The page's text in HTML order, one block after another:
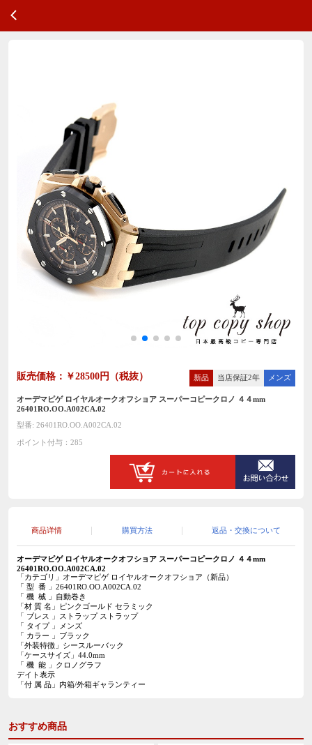
販売価格：￥28500円（税抜） 新品 当店保証2年 メンズ
オーデマピゲ ロイヤルオークオフショア スーパーコピークロノ ４４mm
26401RO.OO.A002CA.02
型番: 26401RO.OO.A002CA.02
ポイント付与：285
商品详情 購買方法 返品・交換について
オーデマピゲ ロイヤルオークオフショア スーパーコピークロノ ４４mm
26401RO.OO.A002CA.02
「カテゴリ」オーデマピゲ ロイヤルオークオフショア（新品）
「 型 番 」26401RO.OO.A002CA.02
「 機 械 」自動巻き
「材 質 名」ピンクゴールド セラミック
「 ブレス 」ストラップ ストラップ
「 タイプ 」メンズ
「 カラー 」ブラック
「外装特徴」シースルーバック
「ケースサイズ」44.0mm
「 機 能 」クロノグラフ
デイト表示
「付 属 品」内箱/外箱ギャランティー
おすすめ商品